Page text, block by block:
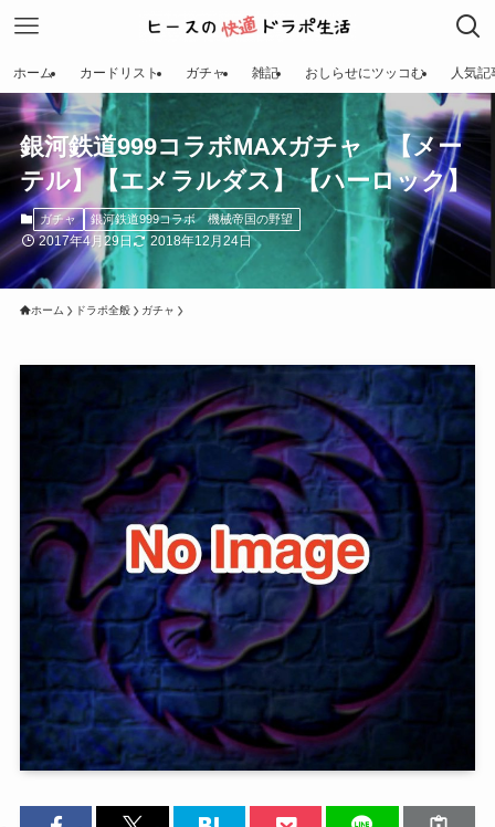
ホーム カードリスト ガチャ 雑記 おしらせにツッコむ 人気記
銀河鉄道999コラボMAXガチャ 【メー
テル】【エメラルダス】【ハーロック】
ガチャ 銀河鉄道999コラボ 機械帝国の野望
2017年4月29日 2018年12月24日
ホーム ドラポ全般 ガチャ